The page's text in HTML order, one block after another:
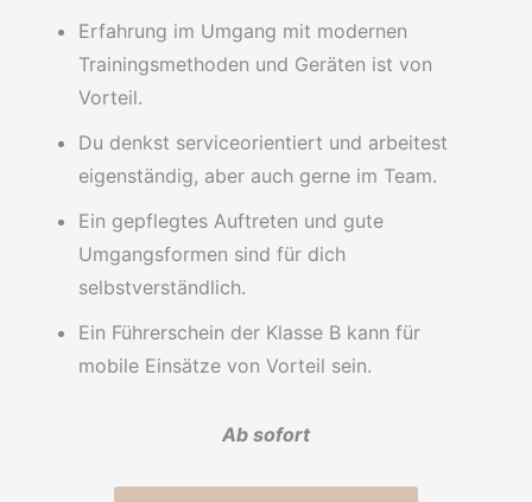
Erfahrung im Umgang mit modernen
Trainingsmethoden und Geräten ist von
Vorteil.
Du denkst serviceorientiert und arbeitest
eigenständig, aber auch gerne im Team.
Ein gepflegtes Auftreten und gute
Umgangsformen sind für dich
selbstverständlich.
Ein Führerschein der Klasse B kann für
mobile Einsätze von Vorteil sein.
Ab sofort